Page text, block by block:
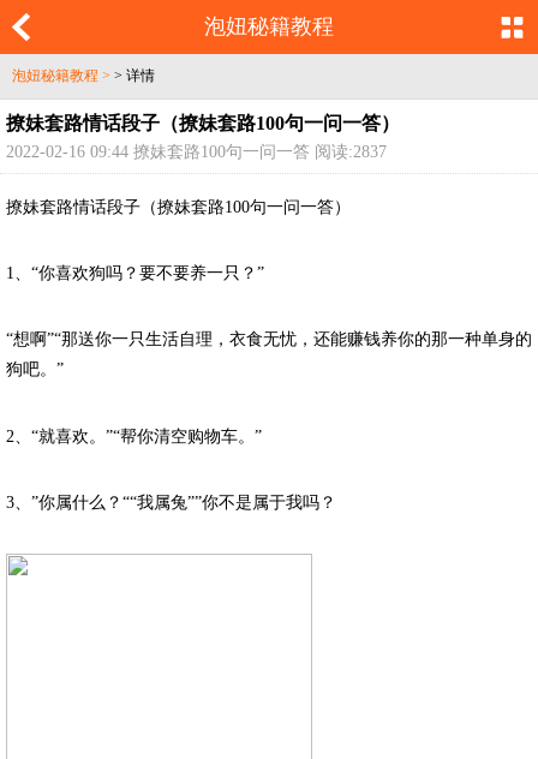
泡妞秘籍教程
泡妞秘籍教程 > > 详情
撩妹套路情话段子（撩妹套路100句一问一答）
2022-02-16 09:44 撩妹套路100句一问一答 阅读:2837
撩妹套路情话段子（撩妹套路100句一问一答）
1、“你喜欢狗吗？要不要养一只？”
“想啊”“那送你一只生活自理，衣食无忧，还能赚钱养你的那一种单身的
狗吧。”
2、“就喜欢。”“帮你清空购物车。”
3、”你属什么？““我属兔””你不是属于我吗？